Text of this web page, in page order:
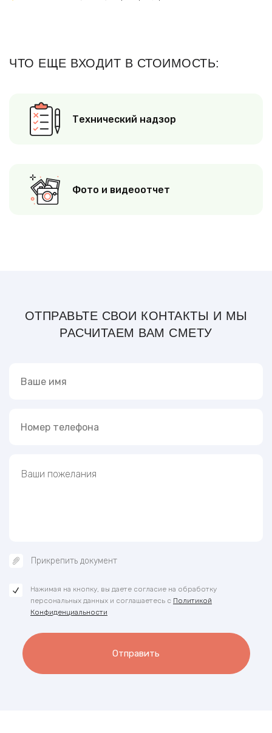
ЧТО ЕЩЕ ВХОДИТ В СТОИМОСТЬ:
Технический надзор
Фото и видеоотчет
ОТПРАВЬТЕ СВОИ КОНТАКТЫ И МЫ
РАСЧИТАЕМ ВАМ СМЕТУ
Нажимая на кнопку, вы даете согласие на обработку
персональных данных и соглашаетесь с Политикой
Конфиденциальности
Отправить
Прикрепить документ